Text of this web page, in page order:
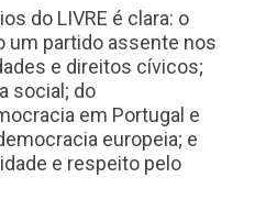
do LIVRE é clara: o
um partido assente nos
e direitos cívicos;
social; do
em Portugal e
europeia; e
e respeito pelo